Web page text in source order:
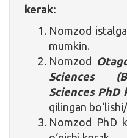
kerak:
Nomzod
mumkin.
Nomzod
Sciences
Sciences PhD
qilingan
Nomzod PhD